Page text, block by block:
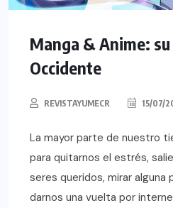
Manga & Anime:
Occidente
REVISTAYUMECR 15/07/
La mayor parte de nuestro
para quitarnos el estrés,
seres queridos, mirar alguna
darnos una vuelta por